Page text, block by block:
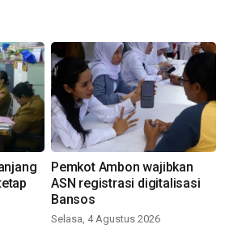
Pemkot Ambon wajibkan
ASN registrasi digitalisasi
Bansos
Selasa, 4 Agustus 2026